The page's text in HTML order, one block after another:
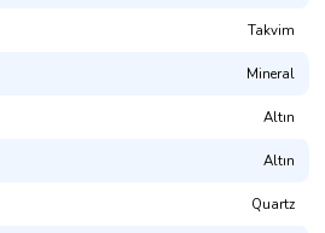
Takvim
Mineral
Altın
Altın
Quartz